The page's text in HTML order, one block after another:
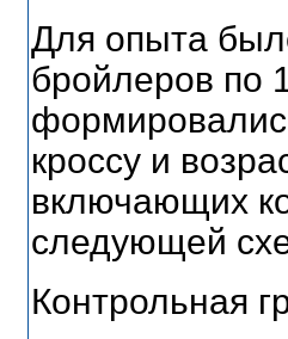
Для опыта
бройлеров по
кроссу и
включающих
следующей
Контрольная